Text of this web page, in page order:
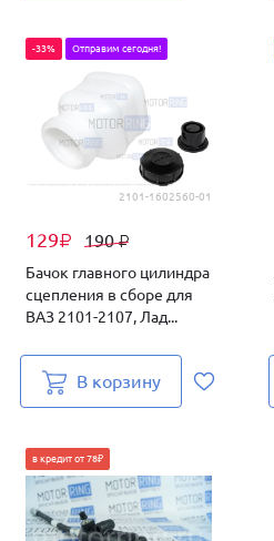
2101-1602560-01
129₽ 190₽
-33% Отправим сегодня!
Бачок главного цилиндра
сцепления в сборе для
ВАЗ 2101-2107, Лад...
В корзину
в кредит от 78₽